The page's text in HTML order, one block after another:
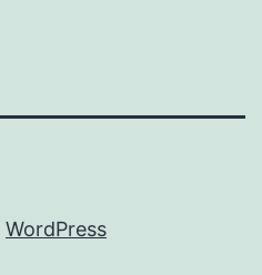
WordPress